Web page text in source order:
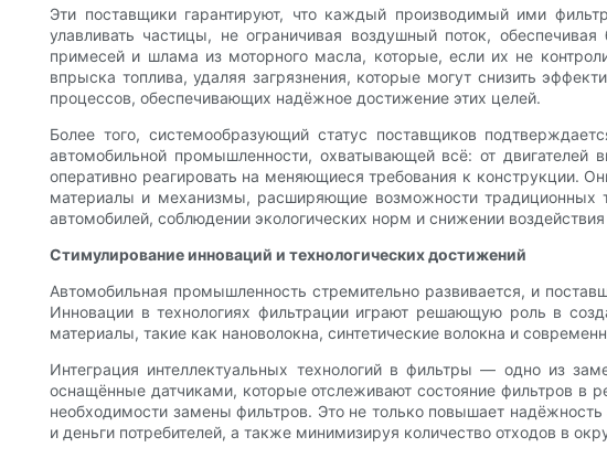
Эти поставщики гарантируют, что каждый производимый ими
улавливать частицы, не ограничивая воздушный поток,
примесей и шлама из моторного масла, которые, если их не
впрыска топлива, удаляя загрязнения, которые могут снизить
процессов, обеспечивающих надёжное достижение этих целей.
Более того, системообразующий статус поставщиков
автомобильной промышленности, охватывающей всё: от
оперативно реагировать на меняющиеся требования к конструкции.
материалы и механизмы, расширяющие возможности традиционных
автомобилей, соблюдении экологических норм и снижении
Стимулирование инноваций и технологических достижений
Автомобильная промышленность стремительно развивается, и
Инновации в технологиях фильтрации играют решающую роль в
материалы, такие как нановолокна, синтетические волокна и
Интеграция интеллектуальных технологий в фильтры — одно из
оснащённые датчиками, которые отслеживают состояние фильтров в
необходимости замены фильтров. Это не только повышает
и деньги потребителей, а также минимизируя количество отходов в